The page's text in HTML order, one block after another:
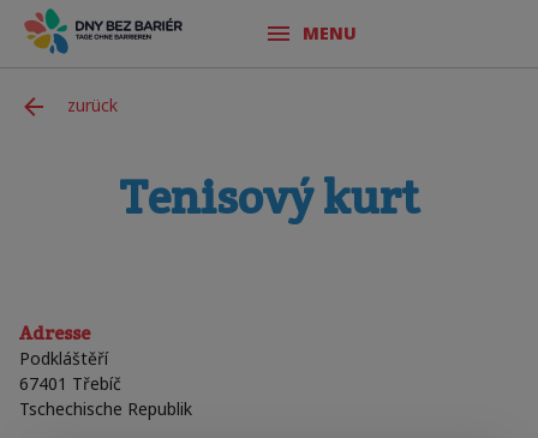
MENU
zurück
Tenisový kurt
Adresse
Podkláštěří
67401 Třebíč
Tschechische Republik